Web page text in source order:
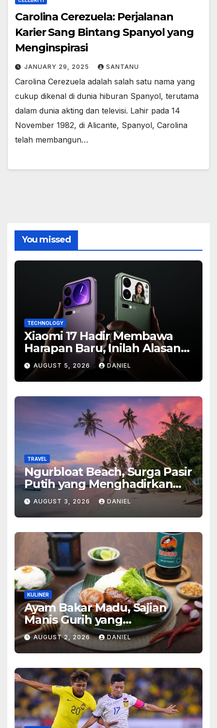
Carolina Cerezuela: Perjalanan
Karier Sang Bintang Spanyol yang
Menginspirasi
JANUARY 29, 2025 SANTANU
Carolina Cerezuela adalah salah satu nama yang
cukup dikenal di dunia hiburan Spanyol, terutama
dalam dunia akting dan televisi. Lahir pada 14
November 1982, di Alicante, Spanyol, Carolina
telah membangun…
You missed
TECHNOLOGY
Xiaomi 17 Hadir Membawa
Harapan Baru, Inilah Alasan
Banyak Orang Menantikan
Ponsel Flagship Ini
AUGUST 5, 2026 DANIEL
TRAVEL
Ngurbloat Beach, Surga Pasir
Putih yang Menghadirkan
Ketenangan dan Pesona
Alam Tak Terlupakan
AUGUST 3, 2026 DANIEL
KULINER
Ayam Bakar Madu, Sajian
Manis Gurih yang
Menghangatkan Suasana
Makan
AUGUST 2, 2026 DANIEL